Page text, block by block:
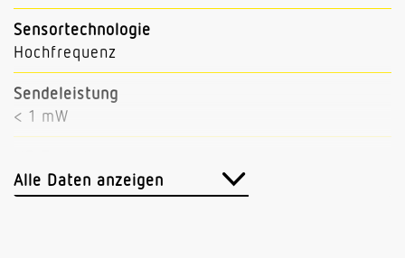
Sensortechnologie
Hochfrequenz
Sendeleistung
< 1 mW
5,8 GHz
Alle Daten anzeigen